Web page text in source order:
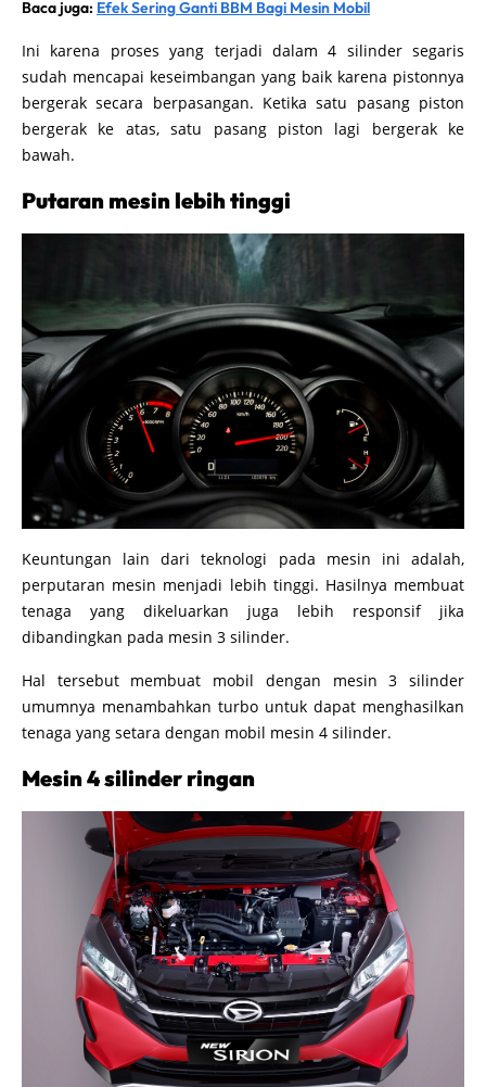
Baca juga: Efek Sering Ganti BBM Bagi Mesin Mobil
Ini karena proses yang terjadi dalam 4 silinder segaris
sudah mencapai keseimbangan yang baik karena pistonnya
bergerak secara berpasangan. Ketika satu pasang piston
bergerak ke atas, satu pasang piston lagi bergerak ke
bawah.
Putaran mesin lebih tinggi
Keuntungan lain dari teknologi pada mesin ini adalah,
perputaran mesin menjadi lebih tinggi. Hasilnya membuat
tenaga yang dikeluarkan juga lebih responsif jika
dibandingkan pada mesin 3 silinder.
Hal tersebut membuat mobil dengan mesin 3 silinder
umumnya menambahkan turbo untuk dapat menghasilkan
tenaga yang setara dengan mobil mesin 4 silinder.
Mesin 4 silinder ringan